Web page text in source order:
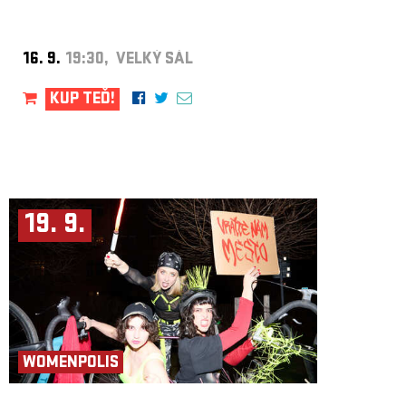
16. 9. 19:30, VELKÝ SÁL
KUP TEĎ!
19. 9.
WOMENPOLIS